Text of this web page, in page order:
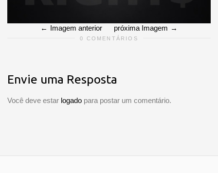
Imagem anterior próxima Imagem
0 COMENTÁRIOS
Envie uma Resposta
Você deve estar logado para postar um comentário.